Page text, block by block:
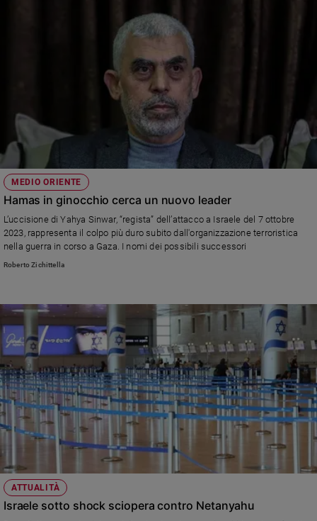
MEDIO ORIENTE
Hamas in ginocchio cerca un nuovo leader
L’uccisione di Yahya Sinwar, “regista” dell’attacco a Israele del 7 ottobre
2023, rappresenta il colpo più duro subito dall'organizzazione terroristica
nella guerra in corso a Gaza. I nomi dei possibili successori
Roberto Zichittella
ATTUALITÀ
Israele sotto shock sciopera contro Netanyahu